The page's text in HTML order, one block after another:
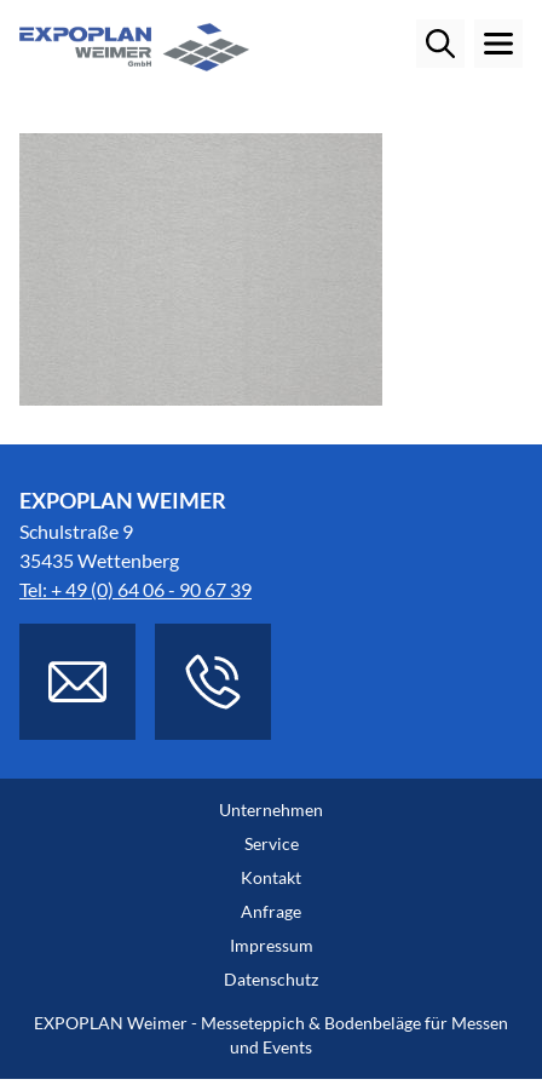
EXPOPLAN WEIMER
Schulstraße 9
35435 Wettenberg
Tel: + 49 (0) 64 06 - 90 67 39
Unternehmen
Service
Kontakt
Anfrage
Impressum
Datenschutz
EXPOPLAN Weimer - Messeteppich & Bodenbeläge für Messen
und Events